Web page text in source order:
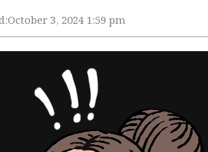
October 3, 2024 1:59 pm